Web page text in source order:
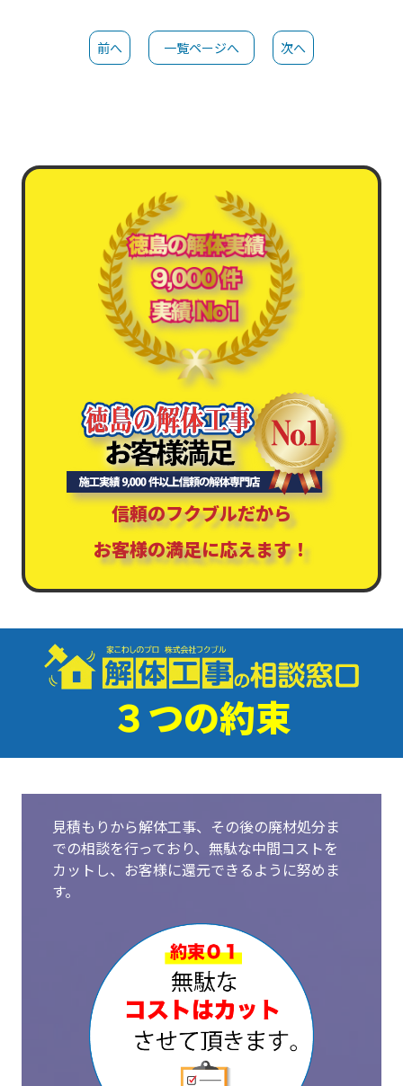
前へ 一覧ページへ 次へ
信頼のフクブルだから
お客様の満足に応えます！
３つの約束
見積もりから解体工事、その後の廃材処分ま
での相談を行っており、無駄な中間コストを
カットし、お客様に還元できるように努めま
す。